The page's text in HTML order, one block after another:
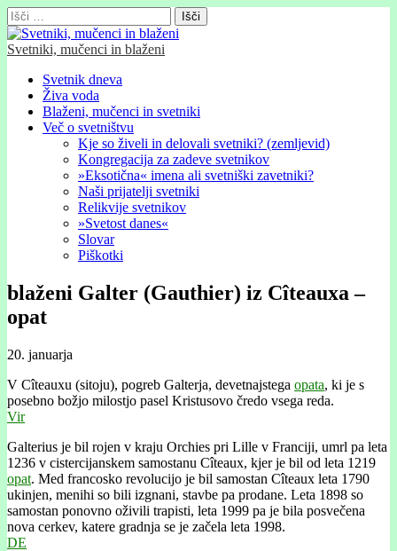
Išči:
Svetniki, mučenci in blaženi
Glavni
meni
Skip
content
Svetnik dneva
Živa voda
Blaženi, mučenci in svetniki
Več o svetništvu
Kje so živeli in delovali svetniki? (zemljevid)
Kongregacija za zadeve svetnikov
»Eksotična« imena ali svetniški zavetniki?
Naši prijatelji svetniki
Relikvije svetnikov
»Svetost danes«
Slovar
Piškotki
blaženi Galter (Gauthier) iz Cîteauxa –
opat
20. januarja
V Cîteauxu (sitoju), pogreb Galterja, devetnajstega opata, ki je s
posebno božjo milostjo pasel Kristusovo čredo vsega reda.
Vir
Galterius je bil rojen v kraju Orchies pri Lille v Franciji, umrl pa leta
1236 v cistercijanskem samostanu Cîteaux, kjer je bil od leta 1219
opat. Med francosko revolucijo je bil samostan Cîteaux leta 1790
ukinjen, menihi so bili izgnani, stavbe pa prodane. Leta 1898 so
samostan ponovno oživili trapisti, leta 1999 pa je bila posvečena
nova cerkev, katere gradnja se je začela leta 1998.
DE